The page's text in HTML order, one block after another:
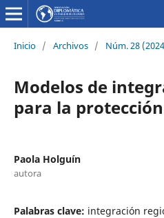
Inicio / Archivos / Núm. 28
Modelos de
para la
Paola Holguín
autora
Palabras clave: integración